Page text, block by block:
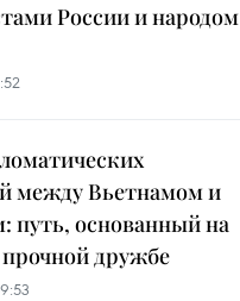
России и народом
между Вьетнамом и
путь, основанный на
дружбе